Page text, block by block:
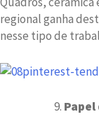
regional ganha
nesse tipo de
Papel